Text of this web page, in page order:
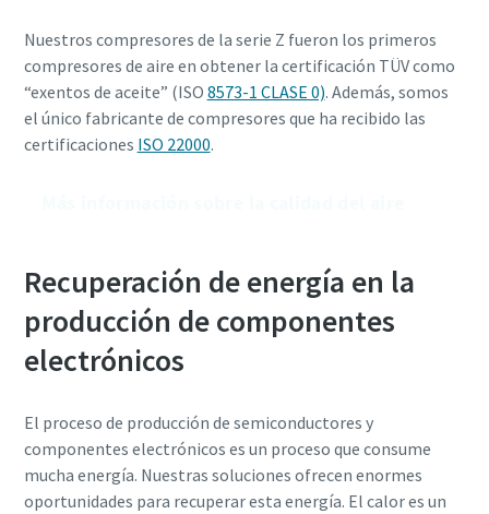
Nuestros compresores de la serie Z fueron los primeros
compresores de aire en obtener la certificación TÜV como
“exentos de aceite” (ISO 8573-1 CLASE 0). Además, somos
el único fabricante de compresores que ha recibido las
certificaciones ISO 22000.
Recuperación de energía en la
producción de componentes
electrónicos
El proceso de producción de semiconductores y
componentes electrónicos es un proceso que consume
mucha energía. Nuestras soluciones ofrecen enormes
oportunidades para recuperar esta energía. El calor es un